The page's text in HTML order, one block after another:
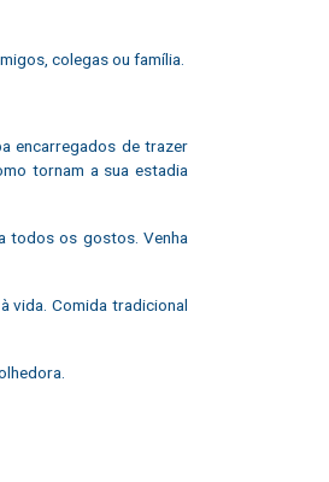
colegas ou família.
encarregados de trazer
tornam a sua estadia
todos os gostos. Venha
vida. Comida tradicional